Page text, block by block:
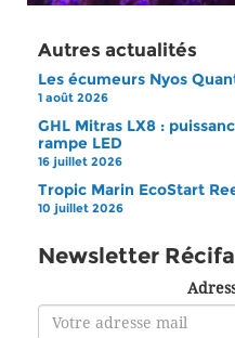
Autres actualités
Les écumeurs Nyos
1 août 2026
GHL Mitras LX8 :
rampe LED
16 juillet 2026
Tropic Marin EcoStart
10 juillet 2026
Newsletter